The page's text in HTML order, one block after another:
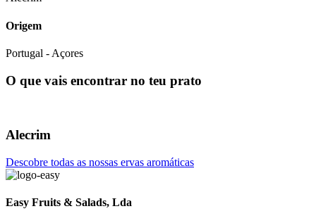
Origem
Portugal - Açores
O que vais encontrar no teu prato
Alecrim
Descobre todas as nossas ervas aromáticas
Easy Fruits & Salads, Lda